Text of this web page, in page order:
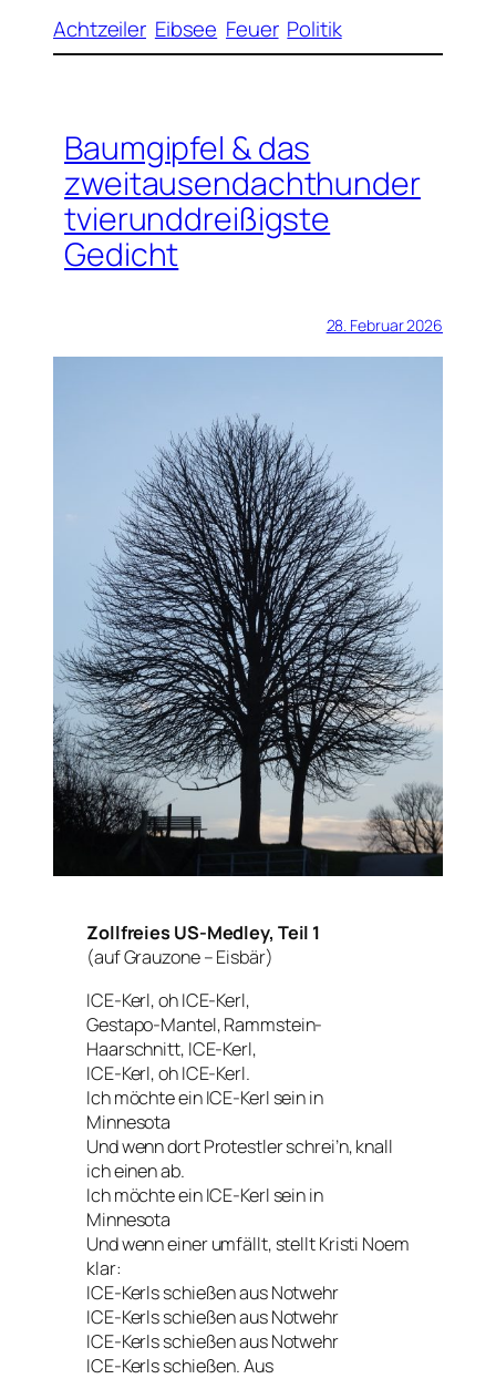
Achtzeiler Eibsee Feuer Politik
Baumgipfel & das
zweitausendachthunder
tvierunddreißigste
Gedicht
28. Februar 2026
Zollfreies US-Medley, Teil 1
(auf Grauzone – Eisbär)
ICE-Kerl, oh ICE-Kerl,
Gestapo-Mantel, Rammstein-
Haarschnitt, ICE-Kerl,
ICE-Kerl, oh ICE-Kerl.
Ich möchte ein ICE-Kerl sein in
Minnesota
Und wenn dort Protestler schrei’n, knall
ich einen ab.
Ich möchte ein ICE-Kerl sein in
Minnesota
Und wenn einer umfällt, stellt Kristi Noem
klar:
ICE-Kerls schießen aus Notwehr
ICE-Kerls schießen aus Notwehr
ICE-Kerls schießen aus Notwehr
ICE-Kerls schießen. Aus